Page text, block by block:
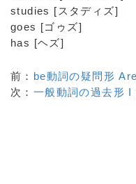
studies [スタディズ]
goes [ゴゥズ]
has [ヘズ]
前： be動詞の疑問形
次： 一般動詞の過去形